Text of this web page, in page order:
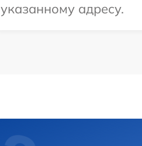
указанному адресу.